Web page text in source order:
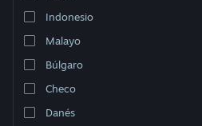
Indonesio
Malayo
Búlgaro
Checo
Danés